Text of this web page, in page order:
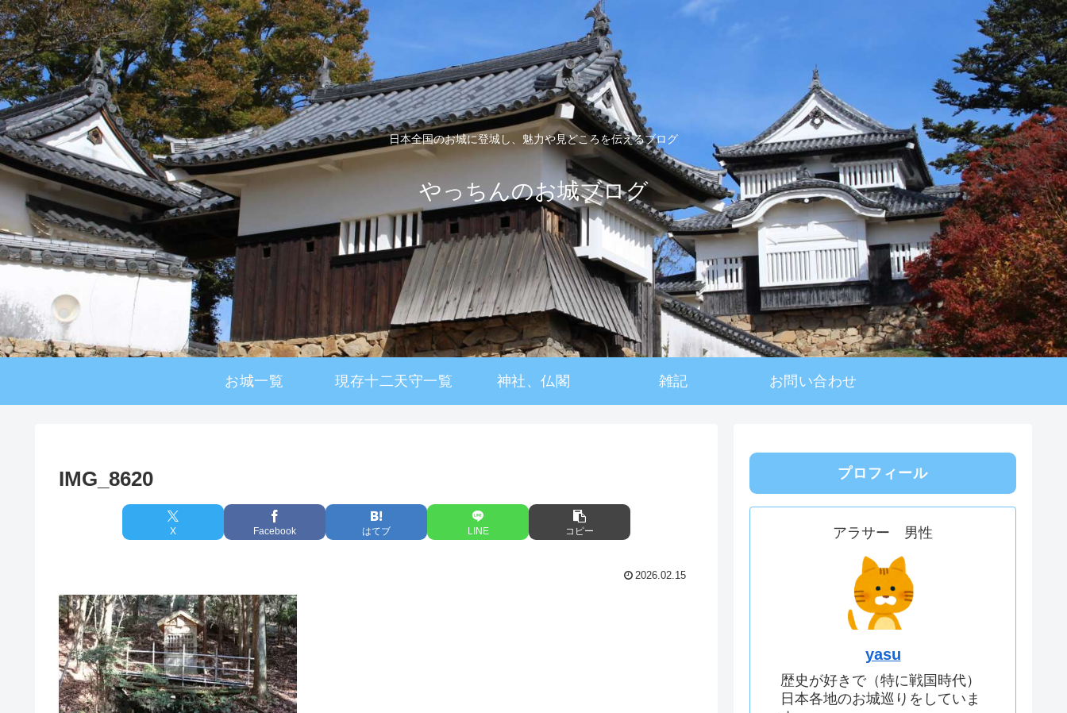
日本全国のお城に登城し、魅力や見どころを伝えるブログ
やっちんのお城ブログ
お城一覧 現存十二天守一覧 神社、仏閣 雑記 お問い合わせ
IMG_8620
X Facebook はてブ LINE コピー
2026.02.15
プロフィール
アラサー 男性
yasu
歴史が好きで（特に戦国時代）
日本各地のお城巡りをしていま